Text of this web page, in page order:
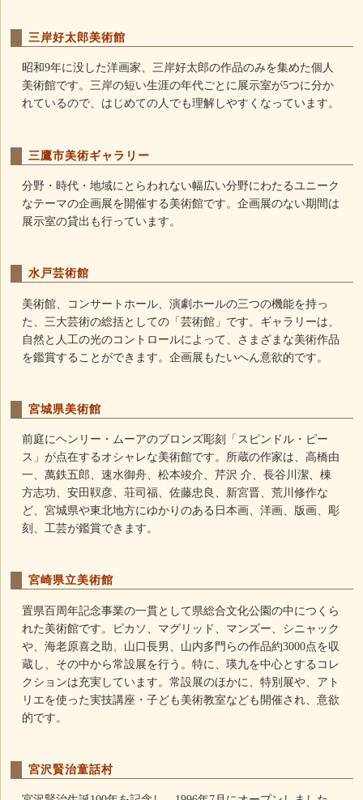
三岸好太郎美術館
昭和9年に没した洋画家、三岸好太郎の作品のみを集めた個人
美術館です。三岸の短い生涯の年代ごとに展示室が5つに分か
れているので、はじめての人でも理解しやすくなっています。
三鷹市美術ギャラリー
分野・時代・地域にとらわれない幅広い分野にわたるユニーク
なテーマの企画展を開催する美術館です。企画展のない期間は
展示室の貸出も行っています。
水戸芸術館
美術館、コンサートホール、演劇ホールの三つの機能を持っ
た、三大芸術の総括としての「芸術館」です。ギャラリーは、
自然と人工の光のコントロールによって、さまざまな美術作品
を鑑賞することができます。企画展もたいへん意欲的です。
宮城県美術館
前庭にヘンリー・ムーアのブロンズ彫刻「スピンドル・ピー
ス」が点在するオシャレな美術館です。所蔵の作家は、高橋由
一、萬鉄五郎、速水御舟、松本竣介、芹沢 介、長谷川潔、棟
方志功、安田靫彦、荘司福、佐藤忠良、新宮晋、荒川修作な
ど、宮城県や東北地方にゆかりのある日本画、洋画、版画、彫
刻、工芸が鑑賞できます。
宮崎県立美術館
置県百周年記念事業の一貫として県総合文化公園の中につくら
れた美術館です。ピカソ、マグリッド、マンズー、シニャック
や、海老原喜之助、山口長男、山内多門らの作品約3000点を収
蔵し、その中から常設展を行う。特に、瑛九を中心とするコレ
クションは充実しています。常設展のほかに、特別展や、アト
リエを使った実技講座・子ども美術教室なども開催され、意欲
的です。
宮沢賢治童話村